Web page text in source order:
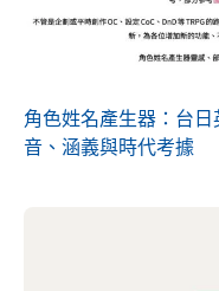
角色姓名產生器：台
音、涵義與時代考據